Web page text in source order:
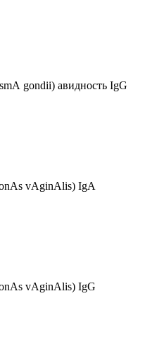
gondii) авидность IgG
vАginАlis) IgА
vАginАlis) IgG